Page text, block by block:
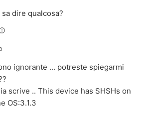
dire qualcosa?
ignorante ... potreste spiegarmi
scrive .. This device has SHSHs on
OS:3.1.3